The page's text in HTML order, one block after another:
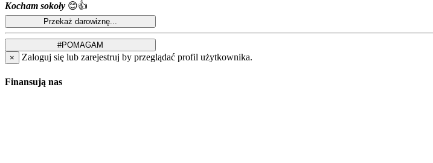
Kocham sokoły 😊👍
× Zaloguj się lub zarejestruj by przeglądać profil użytkownika.
Finansują nas